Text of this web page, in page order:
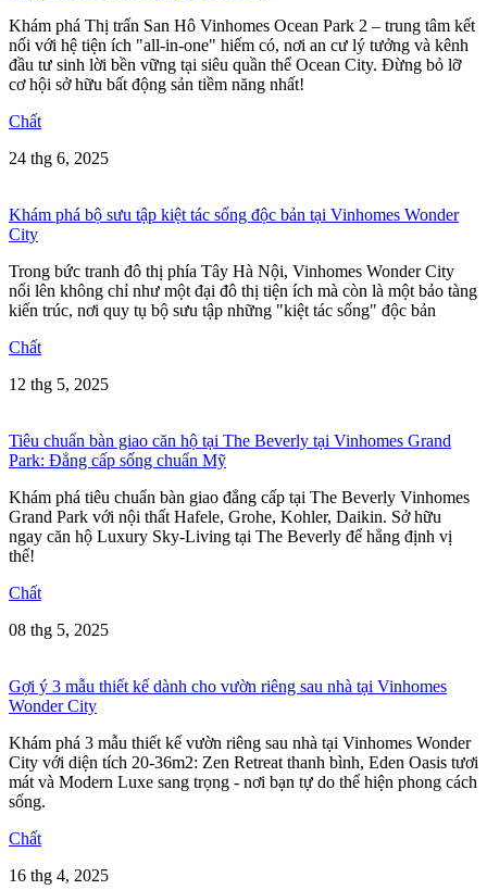
Khám phá Thị trấn San Hô Vinhomes Ocean Park 2 – trung tâm kết
nối với hệ tiện ích "all-in-one" hiếm có, nơi an cư lý tưởng và kênh
đầu tư sinh lời bền vững tại siêu quần thể Ocean City. Đừng bỏ lỡ
cơ hội sở hữu bất động sản tiềm năng nhất!
Chất
24 thg 6, 2025
Khám phá bộ sưu tập kiệt tác sống độc bản tại Vinhomes Wonder
City
Trong bức tranh đô thị phía Tây Hà Nội, Vinhomes Wonder City
nổi lên không chỉ như một đại đô thị tiện ích mà còn là một bảo tàng
kiến trúc, nơi quy tụ bộ sưu tập những "kiệt tác sống" độc bản
Chất
12 thg 5, 2025
Tiêu chuẩn bàn giao căn hộ tại The Beverly tại Vinhomes Grand
Park: Đẳng cấp sống chuẩn Mỹ
Khám phá tiêu chuẩn bàn giao đẳng cấp tại The Beverly Vinhomes
Grand Park với nội thất Hafele, Grohe, Kohler, Daikin. Sở hữu
ngay căn hộ Luxury Sky-Living tại The Beverly để hẳng định vị
thế!
Chất
08 thg 5, 2025
Gợi ý 3 mẫu thiết kế dành cho vườn riêng sau nhà tại Vinhomes
Wonder City
Khám phá 3 mẫu thiết kế vườn riêng sau nhà tại Vinhomes Wonder
City với diện tích 20-36m2: Zen Retreat thanh bình, Eden Oasis tươi
mát và Modern Luxe sang trọng - nơi bạn tự do thể hiện phong cách
sống.
Chất
16 thg 4, 2025